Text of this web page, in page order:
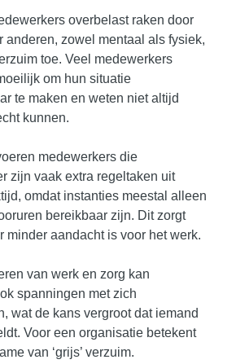
overbelast raken door
anderen, zowel mentaal als fysiek,
toe. Veel medewerkers
om hun situatie
te maken en weten niet altijd
kunnen.
medewerkers die
zijn vaak extra regeltaken uit
omdat instanties meestal alleen
bereikbaar zijn. Dit zorgt
minder aandacht is voor het werk.
van werk en zorg kan
spanningen met zich
wat de kans vergroot dat iemand
Voor een organisatie betekent
van ‘grijs’ verzuim.